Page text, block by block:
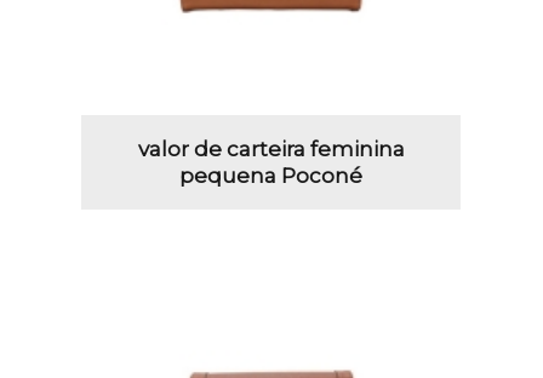
valor de carteira feminina
pequena Poconé